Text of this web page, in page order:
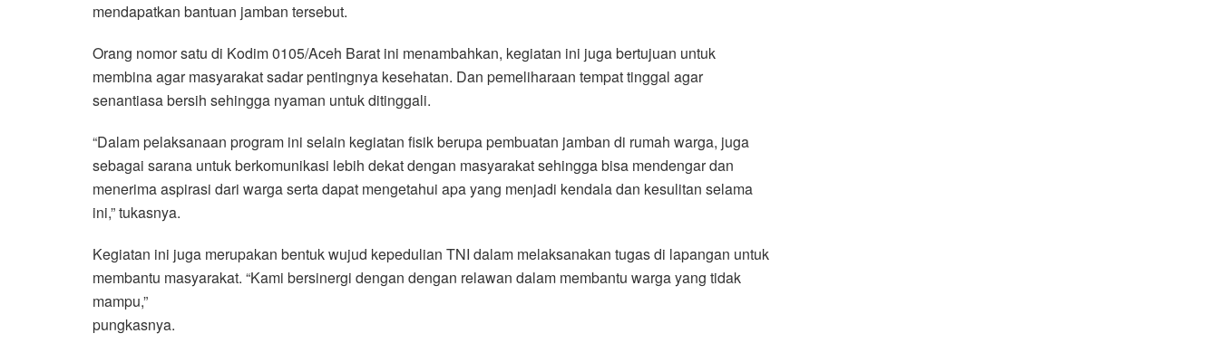
mendapatkan bantuan jamban tersebut.
Orang nomor satu di Kodim 0105/Aceh Barat ini menambahkan, kegiatan ini juga bertujuan untuk
membina agar masyarakat sadar pentingnya kesehatan. Dan pemeliharaan tempat tinggal agar
senantiasa bersih sehingga nyaman untuk ditinggali.
“Dalam pelaksanaan program ini selain kegiatan fisik berupa pembuatan jamban di rumah warga, juga
sebagai sarana untuk berkomunikasi lebih dekat dengan masyarakat sehingga bisa mendengar dan
menerima aspirasi dari warga serta dapat mengetahui apa yang menjadi kendala dan kesulitan selama
ini,” tukasnya.
Kegiatan ini juga merupakan bentuk wujud kepedulian TNI dalam melaksanakan tugas di lapangan untuk
membantu masyarakat. “Kami bersinergi dengan dengan relawan dalam membantu warga yang tidak
mampu,”
pungkasnya.